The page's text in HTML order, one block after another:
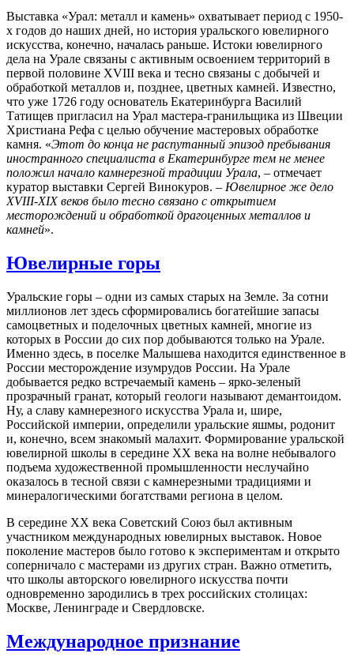
Выставка «Урал: металл и камень» охватывает период с 1950-
х годов до наших дней, но история уральского ювелирного
искусства, конечно, началась раньше. Истоки ювелирного
дела на Урале связаны с активным освоением территорий в
первой половине XVIII века и тесно связаны с добычей и
обработкой металлов и, позднее, цветных камней. Известно,
что уже 1726 году основатель Екатеринбурга Василий
Татищев пригласил на Урал мастера-гранильщика из Швеции
Христиана Рефа с целью обучение мастеровых обработке
камня. «Этот до конца не распутанный эпизод пребывания
иностранного специалиста в Екатеринбурге тем не менее
положил начало камнерезной традиции Урала, – отмечает
куратор выставки Сергей Винокуров. – Ювелирное же дело
XVIII-XIX веков было тесно связано с открытием
месторождений и обработкой драгоценных металлов и
камней».
Ювелирные горы
Уральские горы – одни из самых старых на Земле. За сотни
миллионов лет здесь сформировались богатейшие запасы
самоцветных и поделочных цветных камней, многие из
которых в России до сих пор добываются только на Урале.
Именно здесь, в поселке Малышева находится единственное в
России месторождение изумрудов России. На Урале
добывается редко встречаемый камень – ярко-зеленый
прозрачный гранат, который геологи называют демантоидом.
Ну, а славу камнерезного искусства Урала и, шире,
Российской империи, определили уральские яшмы, родонит
и, конечно, всем знакомый малахит. Формирование уральской
ювелирной школы в середине XX века на волне небывалого
подъема художественной промышленности неслучайно
оказалось в тесной связи с камнерезными традициями и
минералогическими богатствами региона в целом.
В середине XX века Советский Союз был активным
участником международных ювелирных выставок. Новое
поколение мастеров было готово к экспериментам и открыто
соперничало с мастерами из других стран. Важно отметить,
что школы авторского ювелирного искусства почти
одновременно зародились в трех российских столицах:
Москве, Ленинграде и Свердловске.
Международное признание